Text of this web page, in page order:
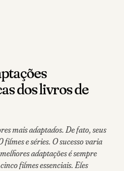
dos livros de
mais adaptados. De fato, seus
e séries. O sucesso varia
adaptações é sempre
filmes essenciais. Eles